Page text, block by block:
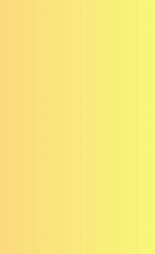
quý mà còn
tin vào Y học
liệu đã góp
theo cách
Kiện –
là một tên gọi,
dai, vững
khoẻ mạnh,